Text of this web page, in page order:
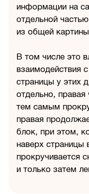
информации на
отдельной
из общей
В том числе это
взаимодействия
страницы у этих
отдельно, правая
тем самым
правая
блок, при этом,
наверх страницы
прокручивается
и только затем